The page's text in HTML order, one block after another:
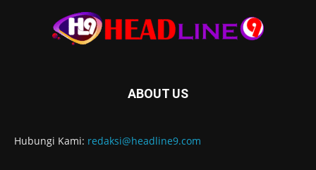
ABOUT US
Hubungi Kami: redaksi@headline9.com